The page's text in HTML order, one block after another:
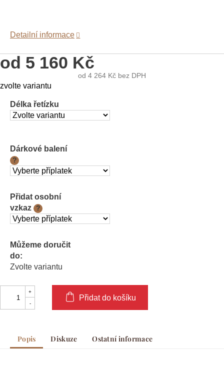
od 5 160 Kč
od 4 264 Kč bez DPH
Měrná
zvolte variantu
Délka řetízku
Dárkové balení
?
Přidat osobní
vzkaz
?
Můžeme doručit
do:
Zvolte variantu
Přidat do košíku
Detailní informace
Popis Diskuze Ostatní informace